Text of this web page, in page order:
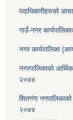
पदाधिकारीहरुको
गाउँ-नगर
नगर कार्यपालिका
नगरपालिकाको
२०७४
शितगंगा
२०७४